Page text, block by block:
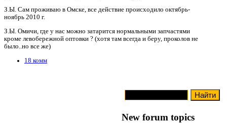
З.Ы. Сам проживаю в Омске, все действие происходило октябрь-
ноябрь 2010 г.
З.Ы. Омичи, где у нас можно затарится нормальными запчастями
кроме левобережной оптовки ? (хотя там всегда и беру, проколов не
было..но все же)
18 комм
New forum topics